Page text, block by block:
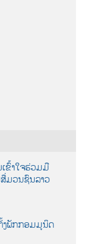
ຂົ້າໃຈຮ່ວມມື
ມວນຊົນລາວ
ງພັກກອມມູນິດ